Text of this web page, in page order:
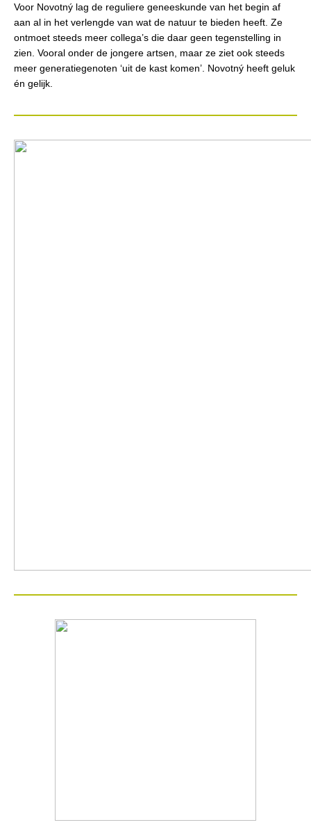
Voor Novotný lag de reguliere geneeskunde van het begin af
aan al in het verlengde van wat de natuur te bieden heeft. Ze
ontmoet steeds meer collega’s die daar geen tegenstelling in
zien. Vooral onder de jongere artsen, maar ze ziet ook steeds
meer generatiegenoten ‘uit de kast komen’. Novotný heeft geluk
én gelijk.